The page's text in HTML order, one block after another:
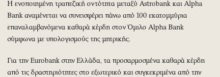
Η ενοποιημένη τραπεζική οντότητα μεταξύ Astrobank και Alpha
Bank αναμένεται να συνεισφέρει πάνω από 100 εκατομμύρια
επαναλαμβανόμενα καθαρά κέρδη στον Όμιλο Alpha Bank
σύμφωνα με υπολογισμούς της μητρικής.
Για την Eurobank στην Ελλάδα, τα προσαρμοσμένα καθαρά κέρδη
από τις δραστηριότητες στο εξωτερικό και συγκεκριμένα από την